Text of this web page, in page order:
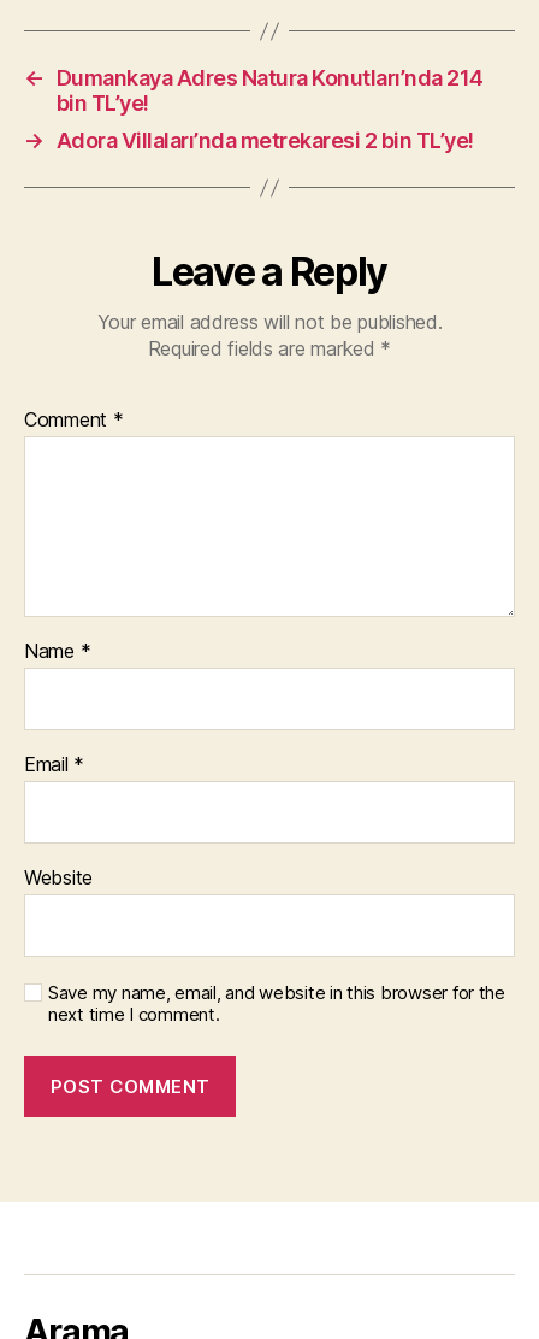
←
Dumankaya Adres Natura Konutları’nda 214
bin TL’ye!
→
Adora Villaları’nda metrekaresi 2 bin TL’ye!
Leave a Reply
Your email address will not be published.
Required fields are marked *
Comment *
Name *
Email *
Website
Save my name, email, and website in this browser for the
next time I comment.